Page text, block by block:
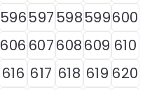
596597598599600
606 607608609 610
616 617 618 619 620